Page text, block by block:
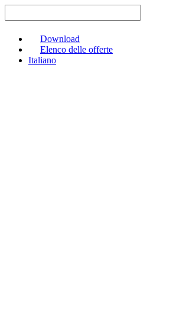
al
Download
Elenco delle offerte
Italiano